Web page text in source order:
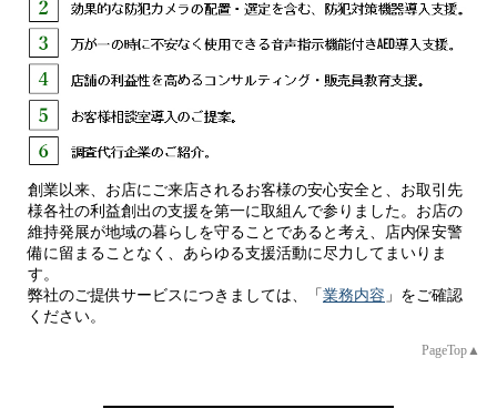
2025/03/18
2024年度 第5回 後期 現任教育 を実施しました。
（続きを読む）
2025/02/18
2024年度 第4回 後期 現任教育 を実施しました。
（続きを読む）
2025/01/16
2024年度 第3回 後期 現任教育 を実施しました。
創業期の資本金は弐千万円、急激な成長に伴い、追加出資を受
け、現状の四千万円の資本金となっており、創業期から無借金
経営を継続させて頂いております。
私は営業部長、統括本部長、取締役、常務取締役、専務取締
役、そして現在の代表取締役に就任し、精進する中で新型コロ
ナウイルスの影響を受けました。
緊急事態宣言、不要不急の外出禁止と人が集まり、換気の悪い
店舗は敬遠され、売上の下降が止まらず、私も帯状疱疹、蕁麻
疹、突発性難聴、高血圧などストレス性の疾患にかかりまし
た。
運が良い事にオリンピック・パラリンピックなどの大型国際イ
ベントに恵まれ、更に以前取締役を務めた私服警備専門企業を
員、スタッフに支えられて今日を迎えております。まだまだ課
創業以来、お店にご来店されるお客様の安心安全と、お取引先
様各社の利益創出の支援を第一に取組んで参りました。お店の
維持発展が地域の暮らしを守ることであると考え、店内保安警
備に留まることなく、あらゆる支援活動に尽力してまいりま
す。
弊社のご提供サービスにつきましては、「 業務内容 」をご確認
ください。
PageTop▲